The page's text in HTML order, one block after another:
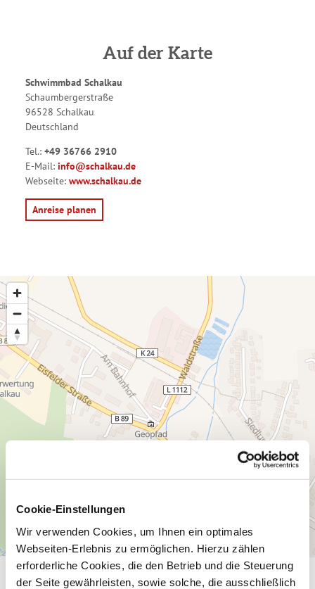
Cookie-Einstellungen
Wir verwenden Cookies, um Ihnen ein optimales
Webseiten-Erlebnis zu ermöglichen. Hierzu zählen
erforderliche Cookies, die den Betrieb und die Steuerung
der Seite gewährleisten, sowie solche, die ausschließlich
Auf der Karte
Schwimmbad Schalkau
Schaumbergerstraße
96528 Schalkau
Deutschland
Tel.: +49 36766 2910
E-Mail: info@schalkau.de
Webseite: www.schalkau.de
Anreise planen